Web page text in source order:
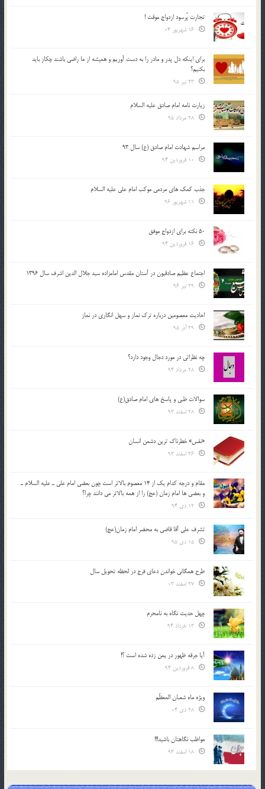
تجارت پُرسود ازدواج موقت !
براي اينكه دل پدر و مادر را به دست آوريم و هميشه از ما راضي باشند چكار بايد
بكنيم؟
زیارت نامه امام صادق علیه السلام
مراسم شهادت امام صادق (ع) سال 93
جذب کمک های مردمی موکب امام علی علیه السلام
50 نکته برای ازدواج موفق
اجتماع عظیم صادقیون در آستان مقدس امامزاده سید جلال الدین اشرف سال 1396
احادیث معصومین درباره ترک نماز و سهل انگاری در نماز
چه نظراتی در مورد دجال وجود دارد؟
سوالات طبی و پاسخ های امام صادق(ع)
«نفس» خطرناک ترین دشمن انسان
مقام و درجه كدام يك از 14 معصوم بالاتر است چون بعضي امام علي ـ عليه السلام ـ
و بعضي ها امام زمان (عج) را از همه بالاتر مي دانند چرا؟
تشرف علي آقا قاضي به محضر امام زمان(عج)
طرح همگانی خواندن دعای فرج در لحظه تحویل سال
چهل حدیث نگاه به نامحرم
آیا جرقه ظهور در یمن زده شده است ؟!
ویژه ماه شعبان المعظّم
مواظب نگاهتان باشید!!!